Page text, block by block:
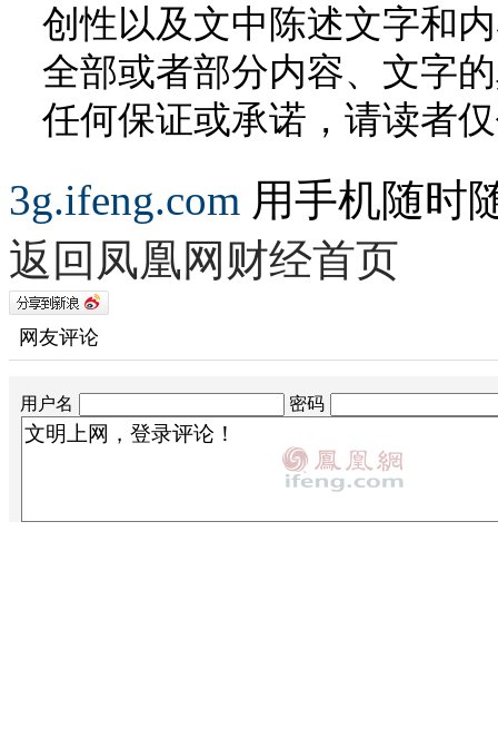
创性以及文中陈述文字和
全部或者部分内容、文字
任何保证或承诺，请读者
3g.ifeng.com 用手机随时
返回凤凰网财经首页
网友评论
用户名 密码